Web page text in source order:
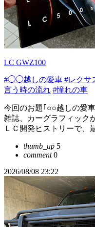
LC GWZ100
#◯◯越しの愛車 #レクサ
言う時の流れ #憧れの車
今回のお題｢○○越しの愛
雑誌、カーグラフィック
ＬＣ開発ヒストリーで、
thumb_up 5
comment0
2026/08/08 23:22